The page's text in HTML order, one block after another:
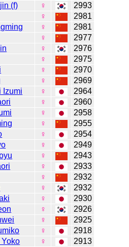
(f) ♀
2993
♀
2981
♀
2981
♀
2977
♀
2976
♀
2975
♀
2970
♀
2969
Izumi ♀
2964
♀
2960
♀
2958
♀
2955
♀
2954
♀
2949
♀
2943
♀
2933
♀
2932
♀
2932
♀
2930
♀
2926
♀
2925
♀
2918
♀
2913